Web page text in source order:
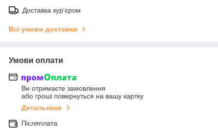
Доставка кур'єром
Всі умови доставки
Умови оплати
Ви отримаєте замовлення
або гроші повернуться на вашу картку
Детальніше
Післяплата